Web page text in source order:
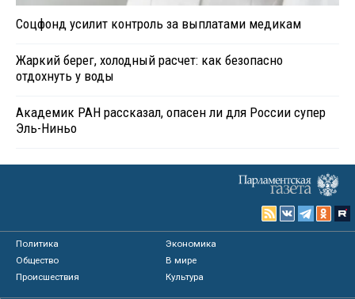
Соцфонд усилит контроль за выплатами медикам
Жаркий берег, холодный расчет: как безопасно
отдохнуть у воды
Академик РАН рассказал, опасен ли для России супер
Эль-Ниньо
Политика
Экономика
Общество
В мире
Происшествия
Культура